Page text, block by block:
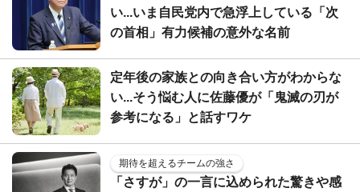
い...いま自民党内で急浮上している「次
の首相」有力候補の意外な名前
定年後の家族との向き合い方がわからな
い...そう悩む人に佐藤優が「鬼滅の刃が
参考になる」と話すワケ
期待を超えるチームの強さ
「さすが」の一言に込められた驚きや感